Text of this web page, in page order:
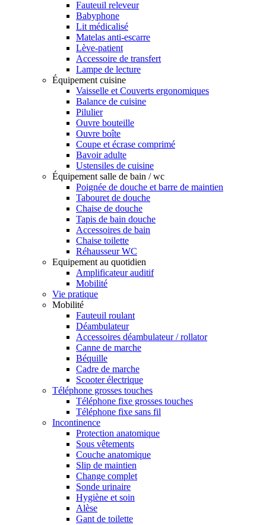
Fauteuil releveur
Babyphone
Lit médicalisé
Matelas anti-escarre
Lève-patient
Accessoire de transfert
Lampe de lecture
Équipement cuisine
Vaisselle et Couverts ergonomiques
Balance de cuisine
Pilulier
Ouvre bouteille
Ouvre boîte
Coupe et écrase comprimé
Bavoir adulte
Ustensiles de cuisine
Équipement salle de bain / wc
Poignée de douche et barre de maintien
Tabouret de douche
Chaise de douche
Tapis de bain douche
Accessoires de bain
Chaise toilette
Réhausseur WC
Equipement au quotidien
Amplificateur auditif
Mobilité
Vie pratique
Mobilité
Fauteuil roulant
Déambulateur
Accessoires déambulateur / rollator
Canne de marche
Béquille
Cadre de marche
Scooter électrique
Téléphone grosses touches
Téléphone fixe grosses touches
Téléphone fixe sans fil
Incontinence
Protection anatomique
Sous vêtements
Couche anatomique
Slip de maintien
Change complet
Sonde urinaire
Hygiène et soin
Alèse
Gant de toilette